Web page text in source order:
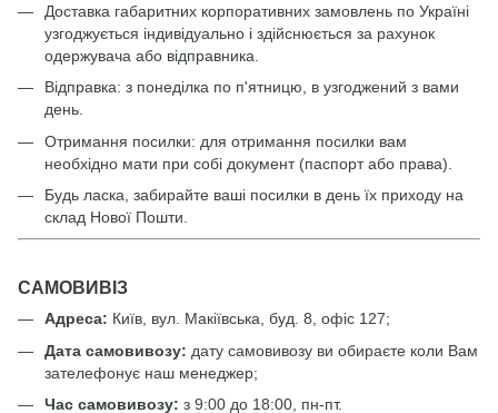
Доставка габаритних корпоративних замовлень по Україні
узгоджується індивідуально і здійснюється за рахунок
одержувача або відправника.
Відправка: з понеділка по п'ятницю, в узгоджений з вами
день.
Отримання посилки: для отримання посилки вам
необхідно мати при собі документ (паспорт або права).
Будь ласка, забирайте ваші посилки в день їх приходу на
склад Нової Пошти.
САМОВИВІЗ
Адреса: Київ, вул. Макіївська, буд. 8, офіс 127;
Дата самовивозу: дату самовивозу ви обираєте коли Вам
зателефонує наш менеджер;
Час самовивозу: з 9:00 до 18:00, пн-пт.